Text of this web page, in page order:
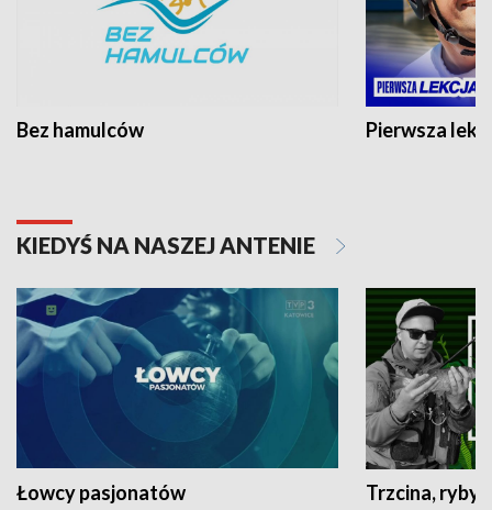
Bez hamulców Pierwsza
KIEDYŚ NA NASZEJ ANTENIE
Łowcy pasjonatów Trzcina, ryby